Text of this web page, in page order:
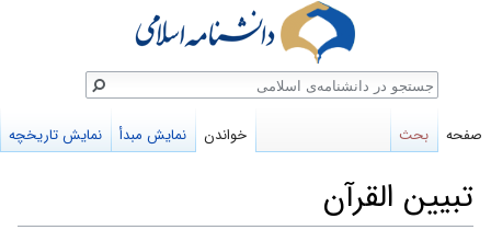
تبيين القرآن
صفحه بحث خواندن نمایش مبدأ نمایش تاریخچه
جستجو